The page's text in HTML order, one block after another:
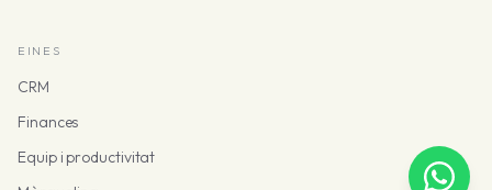
EINES
CRM
Finances
Equip i productivitat